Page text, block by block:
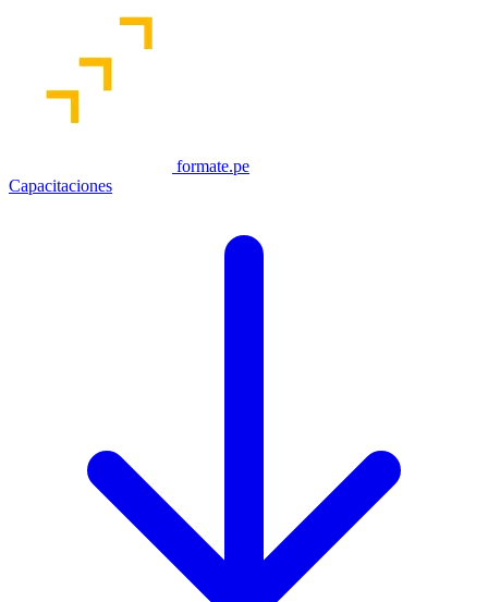
formate.pe
Capacitaciones